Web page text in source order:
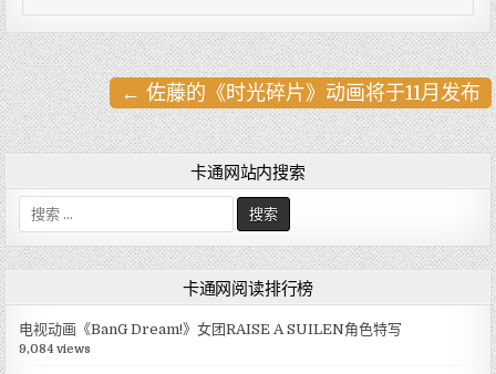
文
章
航
← 佐藤的《时光碎片》动画将于11月发布
卡通网站内搜索
搜
索
:
卡通网阅读排行榜
电视动画《BanG Dream!》女团RAISE A SUILEN角色特写
9,084 views